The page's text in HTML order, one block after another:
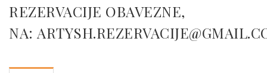
REZERVACIJE OBAVEZNE,
NA: